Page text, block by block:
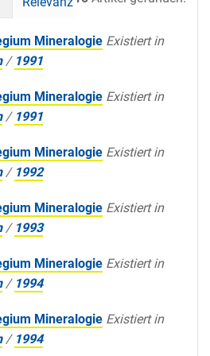
Mineralogie Existiert in
/ 1991
Mineralogie Existiert in
/ 1991
Mineralogie Existiert in
/ 1992
Mineralogie Existiert in
/ 1993
Mineralogie Existiert in
/ 1994
Mineralogie Existiert in
/ 1994